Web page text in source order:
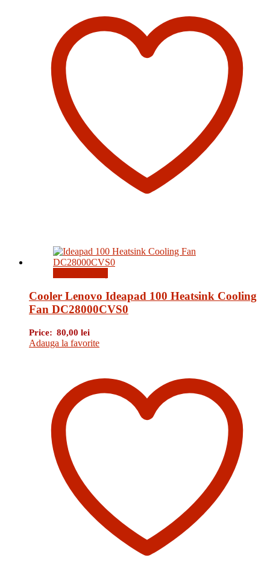
Cooler Lenovo Ideapad 100 Heatsink Cooling
Fan DC28000CVS0
Price: 80,00 lei
Adauga la favorite